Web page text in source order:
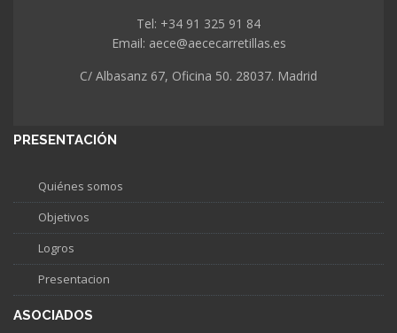
Tel: +34 91 325 91 84
Email: aece@aececarretillas.es
C/ Albasanz 67, Oficina 50. 28037. Madrid
PRESENTACIÓN
Quiénes somos
Objetivos
Logros
Presentacion
ASOCIADOS